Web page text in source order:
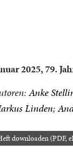
2025, 79.
Anke
Linden
downloaden (PDF,